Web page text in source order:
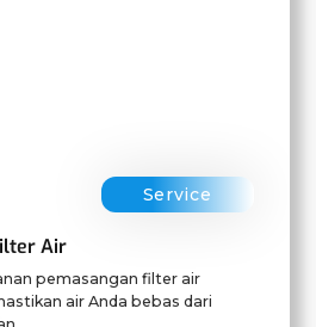
Service
Air
pemasangan filter air
air Anda bebas dari